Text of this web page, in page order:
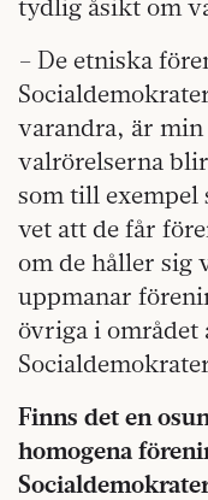
tydlig åsikt om
– De etniska
varandra, är
valrörelserna
som till exempel
vet att de får
om de håller sig
uppmanar
övriga i området
Finns det en
homogena